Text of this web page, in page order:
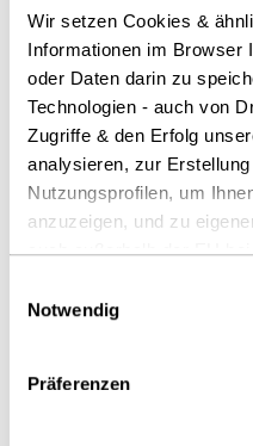
Wir setzen Cookies &
Informationen im Browser
oder Daten darin zu
Technologien - auch von
Zugriffe & den Erfolg
analysieren, zur
Nutzungsprofilen, um
anzuzeigen, und zu
auch außerhalb der EU
Regelungen das Risiko
auszuschließen ist. Sie
über dieCookie-
Notwendig
Präferenzen
Die Tat ist zum
Vertragsschlusses
kann der Auftraggeber
Leistungen endgültig
Marktbedingungen
das Projekt auch nicht
konkurrieren.
Download Volltext